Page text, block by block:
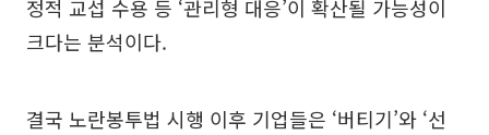
정적 교섭 수용 등 ‘관리형 대응’이 확산될 가능성이
크다는 분석이다.
결국 노란봉투법 시행 이후 기업들은 ‘버티기’와 ‘선